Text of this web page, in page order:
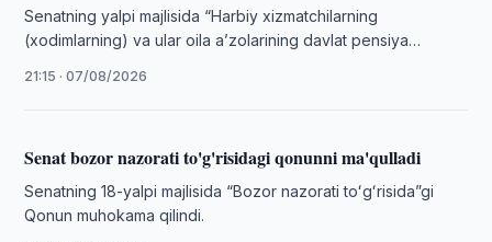
Senatning yalpi majlisida “Harbiy xizmatchilarning
(xodimlarning) va ular oila aʼzolarining davlat pensiya
21:15 · 07/08/2026
Senat bozor nazorati to'g'risidagi qonunni ma'qulladi
Senatning 18-yalpi majlisida “Bozor nazorati toʻgʻrisida”gi
Qonun muhokama qilindi.